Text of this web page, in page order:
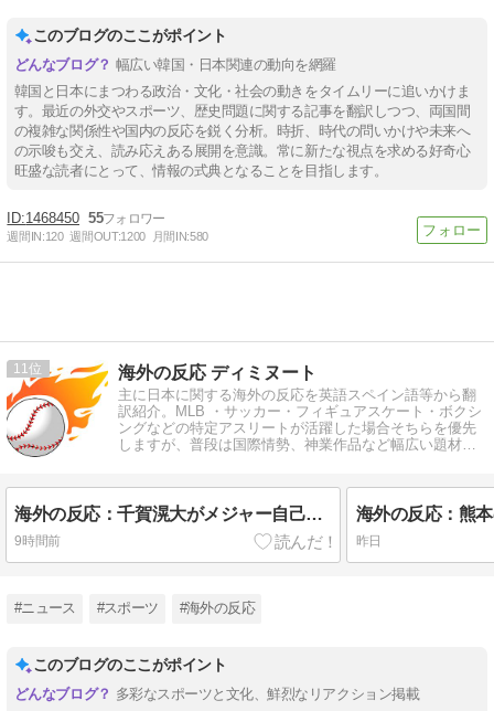
このブログのここがポイント
幅広い韓国・日本関連の動向を網羅
韓国と日本にまつわる政治・文化・社会の動きをタイムリーに追いかけま
す。最近の外交やスポーツ、歴史問題に関する記事を翻訳しつつ、両国間
の複雑な関係性や国内の反応を鋭く分析。時折、時代の問いかけや未来へ
の示唆も交え、読み応えある展開を意識。常に新たな視点を求める好奇心
旺盛な読者にとって、情報の式典となることを目指します。
1468450 55
週間IN:120 週間OUT:1200 月間IN:580
11 海外の反応 ディミヌート
主に日本に関する海外の反応を英語スペイン語等から翻
訳紹介。MLB ・サッカー・フィギュアスケート・ボクシ
ングなどの特定アスリートが活躍した場合そちらを優先
しますが、普段は国際情勢、神業作品など幅広い題材を
海外の反応：千賀滉大がメジャー自己最速161キロ計測するなど2戦連続完璧救援、メッツファンからクローザー待望論も続出
9時間前 昨日
#ニュース #スポーツ #海外の反応
このブログのここがポイント
多彩なスポーツと文化、鮮烈なリアクション掲載